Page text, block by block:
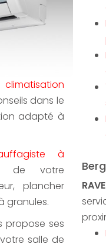
dans le
adapté à
à
de votre
plancher
granules.
propose ses
salle de